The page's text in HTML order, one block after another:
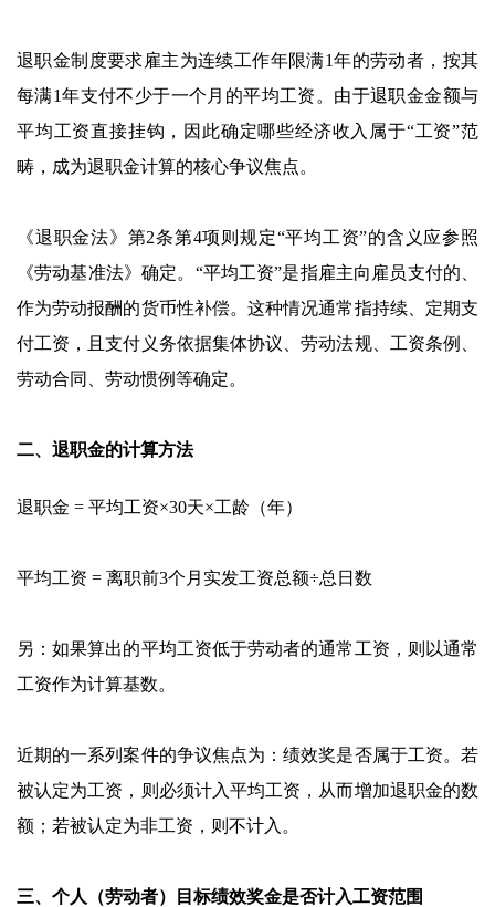
退职金制度要求雇主为连续工作年限满1年的劳动者，按其
每满1年支付不少于一个月的平均工资。由于退职金金额与
平均工资直接挂钩，因此确定哪些经济收入属于“工资”范
畴，成为退职金计算的核心争议焦点。
《退职金法》第2条第4项则规定“平均工资”的含义应参照
《劳动基准法》确定。“平均工资”是指雇主向雇员支付的、
作为劳动报酬的货币性补偿。这种情况通常指持续、定期支
付工资，且支付义务依据集体协议、劳动法规、工资条例、
劳动合同、劳动惯例等确定。
二、退职金的计算方法
退职金 = 平均工资×30天×工龄（年）
平均工资 = 离职前3个月实发工资总额÷总日数
另：如果算出的平均工资低于劳动者的通常工资，则以通常
工资作为计算基数。
近期的一系列案件的争议焦点为：绩效奖是否属于工资。若
被认定为工资，则必须计入平均工资，从而增加退职金的数
额；若被认定为非工资，则不计入。
三、个人（劳动者）目标绩效奖金是否计入工资范围